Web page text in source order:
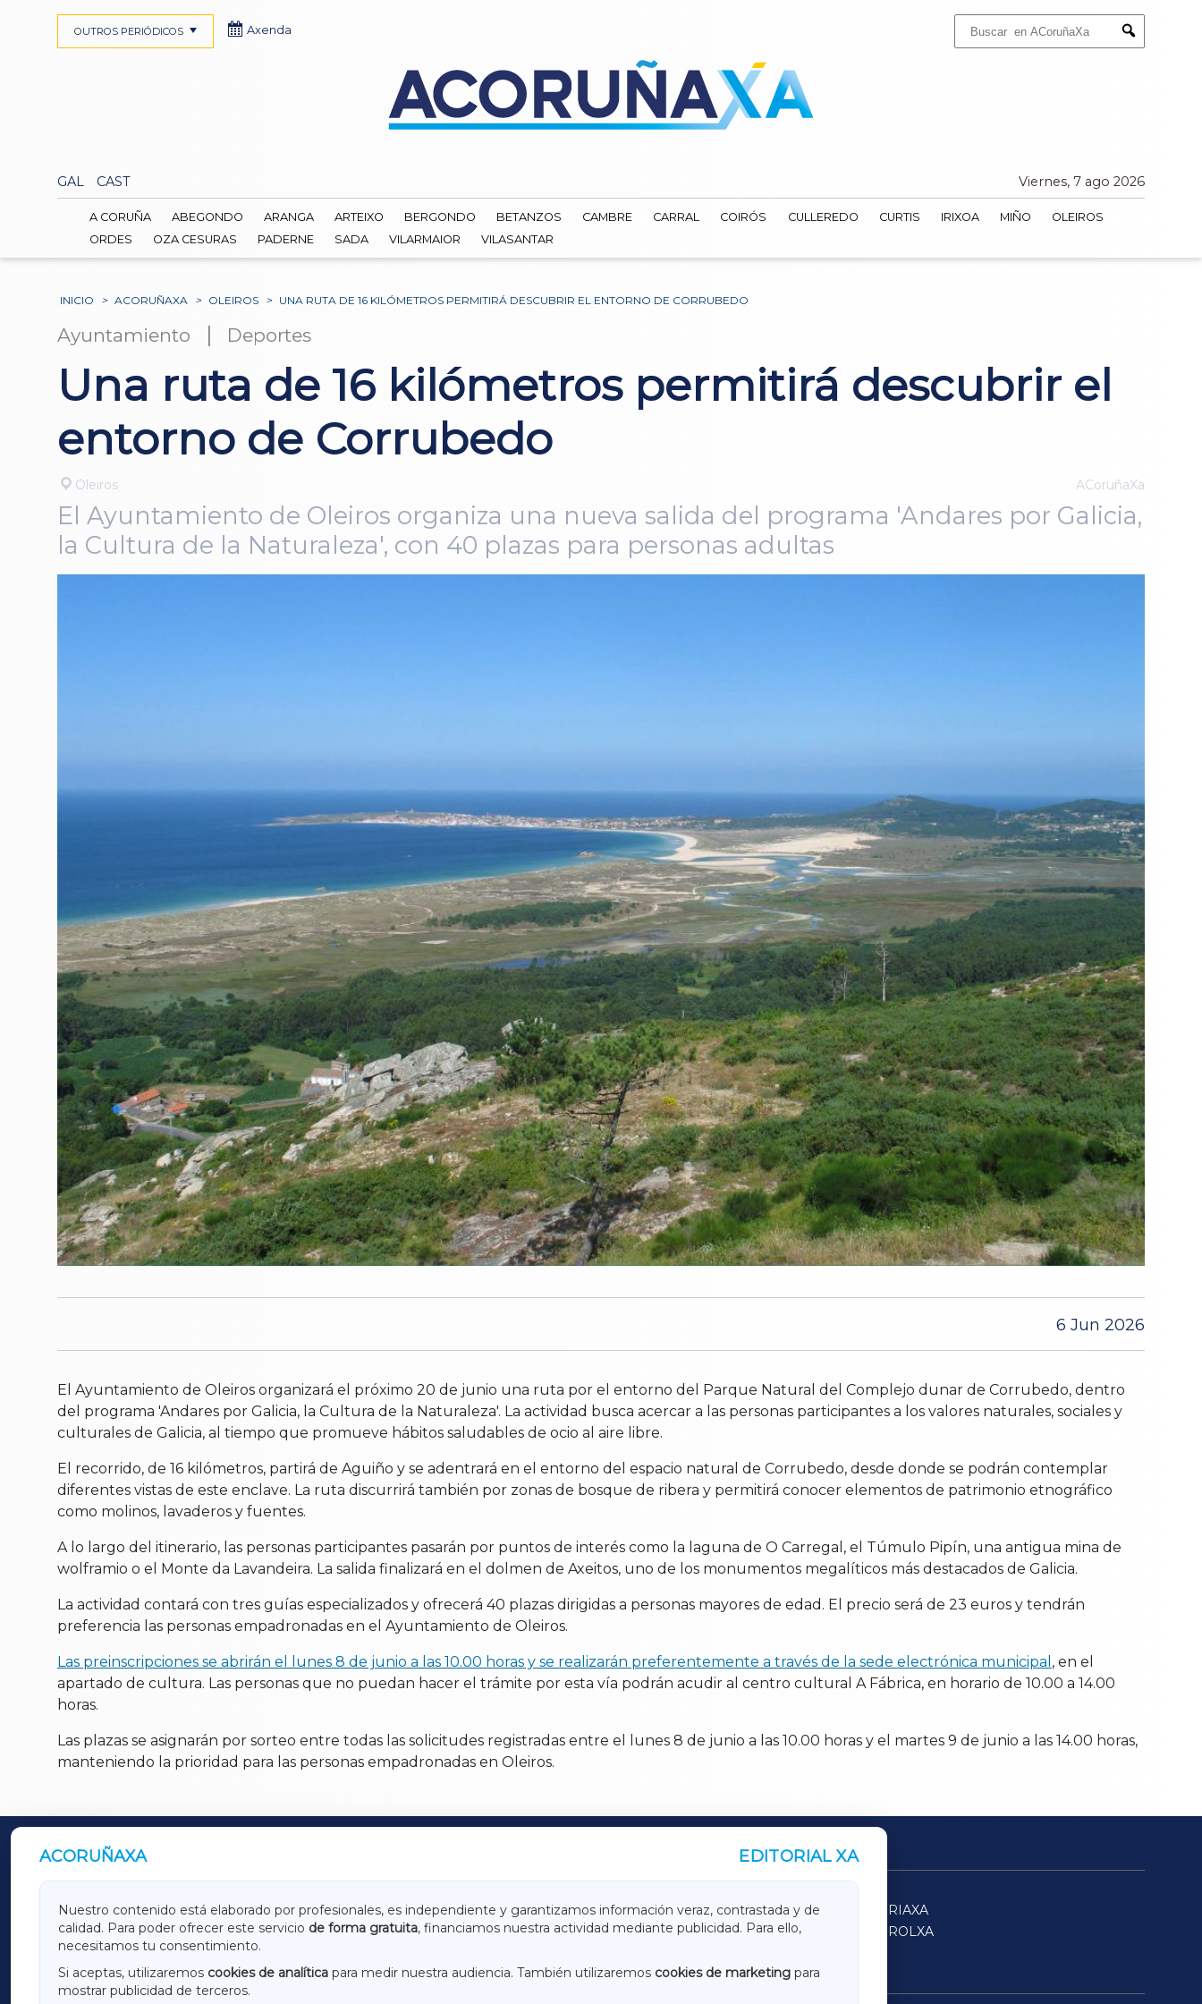
Submit
GAL CAST Viernes, 7 ago 2026
OUTROS PERIÓDICOS Axenda
A CORUÑA ABEGONDO ARANGA ARTEIXO BERGONDO BETANZOS CAMBRE CARRAL COIRÓS CULLEREDO CURTIS IRIXOA MIÑO
OLEIROS
ORDES
OZA CESURAS PADERNE SADA VILARMAIOR VILASANTAR
INICIO > ACORUÑAXA > OLEIROS > UNA RUTA DE 16 KILÓMETROS PERMITIRÁ DESCUBRIR EL ENTORNO DE CORRUBEDO
Ayuntamiento | Deportes
Una ruta de 16 kilómetros permitirá descubrir el
entorno de Corrubedo
Oleiros ACoruñaXa
El Ayuntamiento de Oleiros organiza una nueva salida del programa 'Andares por Galicia,
la Cultura de la Naturaleza', con 40 plazas para personas adultas
6 Jun 2026
El Ayuntamiento de Oleiros organizará el próximo 20 de junio una ruta por el entorno del Parque Natural del Complejo dunar de Corrubedo, dentro
del programa 'Andares por Galicia, la Cultura de la Naturaleza'. La actividad busca acercar a las personas participantes a los valores naturales, sociales y
culturales de Galicia, al tiempo que promueve hábitos saludables de ocio al aire libre.
El recorrido, de 16 kilómetros, partirá de Aguiño y se adentrará en el entorno del espacio natural de Corrubedo, desde donde se podrán contemplar
diferentes vistas de este enclave. La ruta discurrirá también por zonas de bosque de ribera y permitirá conocer elementos de patrimonio etnográfico
como molinos, lavaderos y fuentes.
A lo largo del itinerario, las personas participantes pasarán por puntos de interés como la laguna de O Carregal, el Túmulo Pipín, una antigua mina de
wolframio o el Monte da Lavandeira. La salida finalizará en el dolmen de Axeitos, uno de los monumentos megalíticos más destacados de Galicia.
La actividad contará con tres guías especializados y ofrecerá 40 plazas dirigidas a personas mayores de edad. El precio será de 23 euros y tendrán
preferencia las personas empadronadas en el Ayuntamiento de Oleiros.
Las preinscripciones se abrirán el lunes 8 de junio a las 10.00 horas y se realizarán preferentemente a través de la sede electrónica municipal , en el
apartado de cultura. Las personas que no puedan hacer el trámite por esta vía podrán acudir al centro cultural A Fábrica, en horario de 10.00 a 14.00
horas.
Las plazas se asignarán por sorteo entre todas las solicitudes registradas entre el lunes 8 de junio a las 10.00 horas y el martes 9 de junio a las 14.00 horas,
manteniendo la prioridad para las personas empadronadas en Oleiros.
ACORUÑAXA EDITORIAL XA
Nuestro contenido está elaborado por profesionales, es independiente y garantizamos información veraz, contrastada y de
calidad. Para poder ofrecer este servicio de forma gratuita, financiamos nuestra actividad mediante publicidad. Para ello,
necesitamos tu consentimiento.
Si aceptas, utilizaremos cookies de analítica para medir nuestra audiencia. También utilizaremos cookies de marketing para
mostrar publicidad de terceros.
OUTROS PERIÓDICOS
GALICIAXA LUGOXA TERRACHAXA
SARRIAXA
AMARIÑAXA
RIBEIRASACRAXA ACORUÑAXA
FERROLXA
OURENSEXA